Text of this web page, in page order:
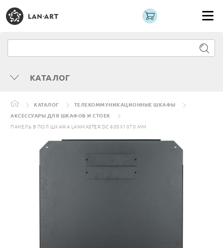
КАТАЛОГ
КАТАЛОГ
ТЕЛЕКОММУНИКАЦИОННЫЕ ШКАФЫ
АКСЕССУАРЫ ДЛЯ ШКАФОВ И СТОЕК
ПАНЕЛЬ В ПОЛ ШКАФА LANMASTER DC 600X1070 ММ